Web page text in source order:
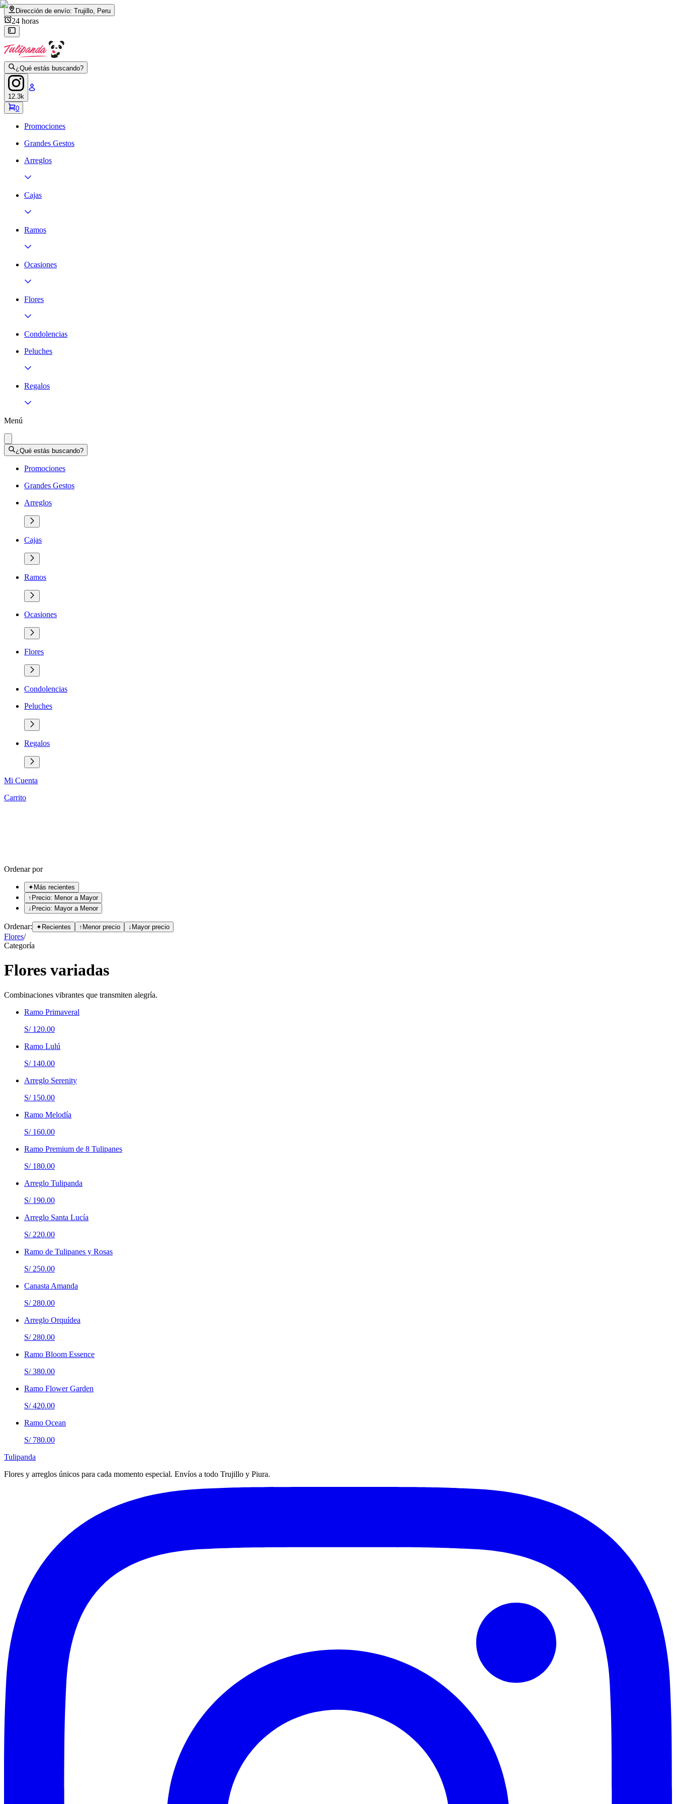
Dirección de envío: Trujillo, Peru
24 horas
¿Qué estás buscando?
12.3k
0
Promociones
Grandes Gestos
Arreglos
Cajas
Ramos
Ocasiones
Flores
Condolencias
Peluches
Regalos
Menú
¿Qué estás buscando?
Promociones
Grandes Gestos
Arreglos
Cajas
Ramos
Ocasiones
Flores
Condolencias
Peluches
Regalos
Mi Cuenta
Carrito
Ordenar por
✦ Más recientes
↑ Precio: Menor a Mayor
↓ Precio: Mayor a Menor
Ordenar: ✦ Recientes ↑ Menor precio ↓ Mayor precio
Flores/
Categoría
Flores variadas
Combinaciones vibrantes que transmiten alegría.
Ramo Primaveral
S/ 120.00
Ramo Lulú
S/ 140.00
Arreglo Serenity
S/ 150.00
Ramo Melodía
S/ 160.00
Ramo Premium de 8 Tulipanes
S/ 180.00
Arreglo Tulipanda
S/ 190.00
Arreglo Santa Lucía
S/ 220.00
Ramo de Tulipanes y Rosas
S/ 250.00
Canasta Amanda
S/ 280.00
Arreglo Orquídea
S/ 280.00
Ramo Bloom Essence
S/ 380.00
Ramo Flower Garden
S/ 420.00
Ramo Ocean
S/ 780.00
Tulipanda
Flores y arreglos únicos para cada momento especial. Envíos a todo Trujillo y Piura.